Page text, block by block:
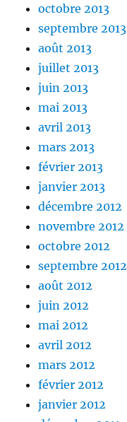
octobre 2013
septembre 2013
août 2013
juillet 2013
juin 2013
mai 2013
avril 2013
mars 2013
février 2013
janvier 2013
décembre 2012
novembre 2012
octobre 2012
septembre 2012
août 2012
juin 2012
mai 2012
avril 2012
mars 2012
février 2012
janvier 2012